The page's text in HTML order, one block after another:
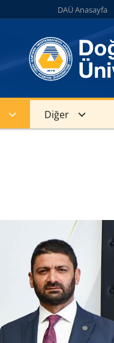
DAÜ Anasayfa
Diğer